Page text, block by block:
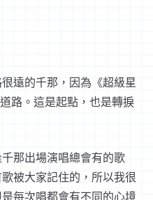
遠的千那，因為《超級星
路。這是起點，也是轉捩
那出場演唱總會有的歌
被大家記住的，所以我很
每次唱都會有不同的心境